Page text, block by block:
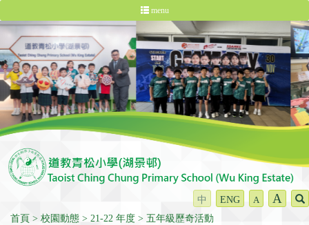
menu
中 ENG A A
首頁 校園動態 21-22 年度 五年級歷奇活動